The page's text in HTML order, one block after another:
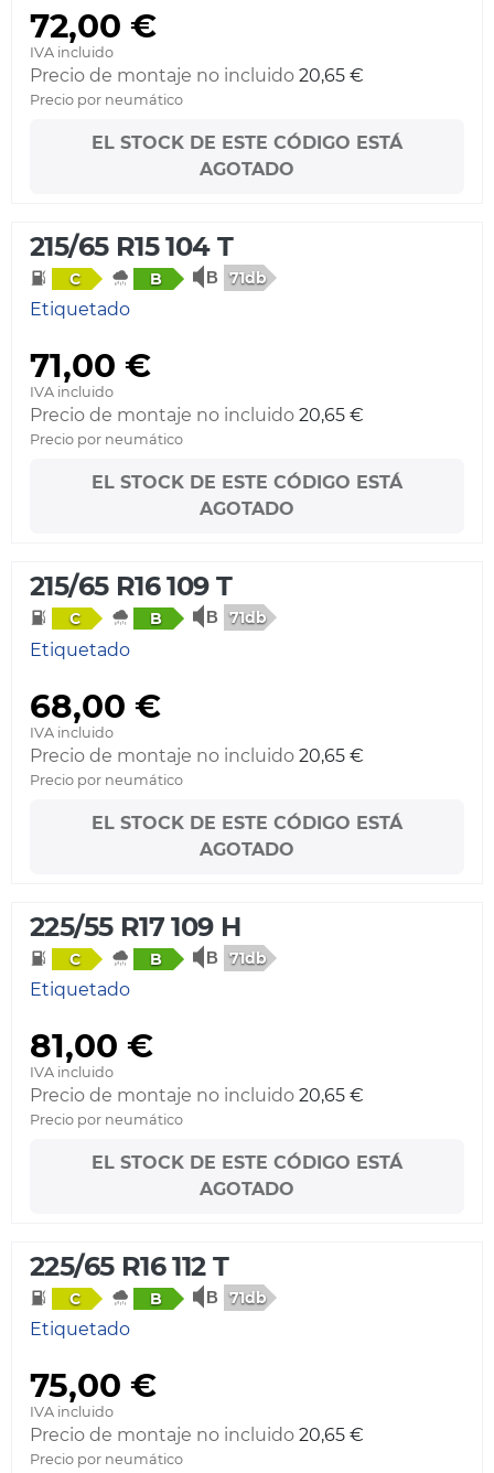
72,00 €
IVA incluido
Precio de montaje no incluido 20,65 €
Precio por neumático
EL STOCK DE ESTE CÓDIGO ESTÁ
AGOTADO
215/65 R15 104 T
C B 71db
Etiquetado
71,00 €
IVA incluido
Precio de montaje no incluido 20,65 €
Precio por neumático
EL STOCK DE ESTE CÓDIGO ESTÁ
AGOTADO
215/65 R16 109 T
C B 71db
Etiquetado
68,00 €
IVA incluido
Precio de montaje no incluido 20,65 €
Precio por neumático
EL STOCK DE ESTE CÓDIGO ESTÁ
AGOTADO
225/55 R17 109 H
C B 71db
Etiquetado
81,00 €
IVA incluido
Precio de montaje no incluido 20,65 €
Precio por neumático
EL STOCK DE ESTE CÓDIGO ESTÁ
AGOTADO
225/65 R16 112 T
C B 71db
Etiquetado
75,00 €
IVA incluido
Precio de montaje no incluido 20,65 €
Precio por neumático